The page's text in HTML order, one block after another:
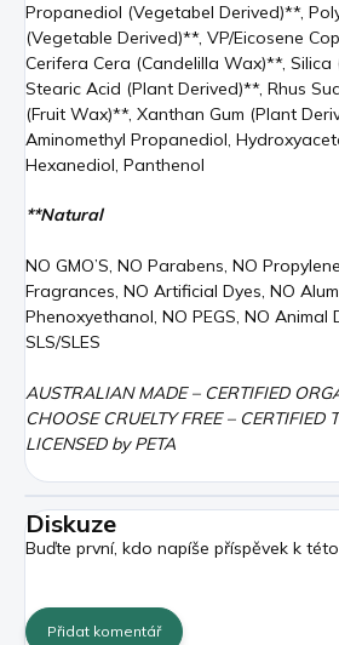
Propanediol (Vegetabel Derived)**,
(Vegetable Derived)**, VP/Eicosene
Cerifera Cera (Candelilla Wax)**,
Stearic Acid (Plant Derived)**, Rhus
(Fruit Wax)**, Xanthan Gum (Plant
Aminomethyl Propanediol,
Hexanediol, Panthenol
**Natural
NO GMO’S, NO Parabens, NO
Fragrances, NO Artificial Dyes, NO
Phenoxyethanol, NO PEGS, NO Animal
SLS/SLES
AUSTRALIAN MADE – CERTIFIED
CHOOSE CRUELTY FREE – CERTIFIED
LICENSED by PETA
Diskuze
Buďte první, kdo napíše příspěvek k
Přidat komentář